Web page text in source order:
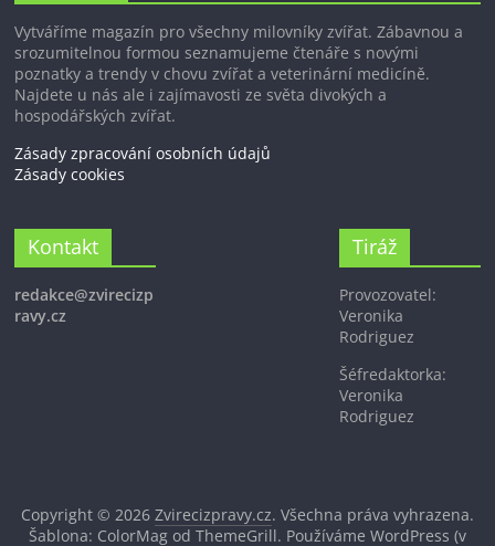
Vytváříme magazín pro všechny milovníky zvířat. Zábavnou a
srozumitelnou formou seznamujeme čtenáře s novými
poznatky a trendy v chovu zvířat a veterinární medicíně.
Najdete u nás ale i zajímavosti ze světa divokých a
hospodářských zvířat.
Zásady zpracování osobních údajů
Zásady cookies
Kontakt
redakce@zvirecizp
ravy.cz
Tiráž
Provozovatel:
Veronika
Rodriguez
Šéfredaktorka:
Veronika
Rodriguez
Copyright © 2026 Zvirecizpravy.cz. Všechna práva vyhrazena.
Šablona: ColorMag od ThemeGrill. Používáme WordPress (v